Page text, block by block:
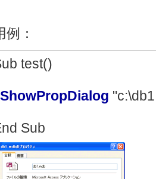
例：
test()
ShowPropDialog "c:\
Sub